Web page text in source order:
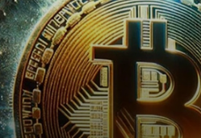
BITCOIN HABERLERI